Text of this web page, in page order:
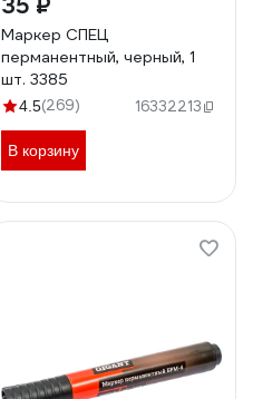
Маркер СПЕЦ
перманентный, черный, 1
шт. 3385
4.5(269) 16332213
В корзину